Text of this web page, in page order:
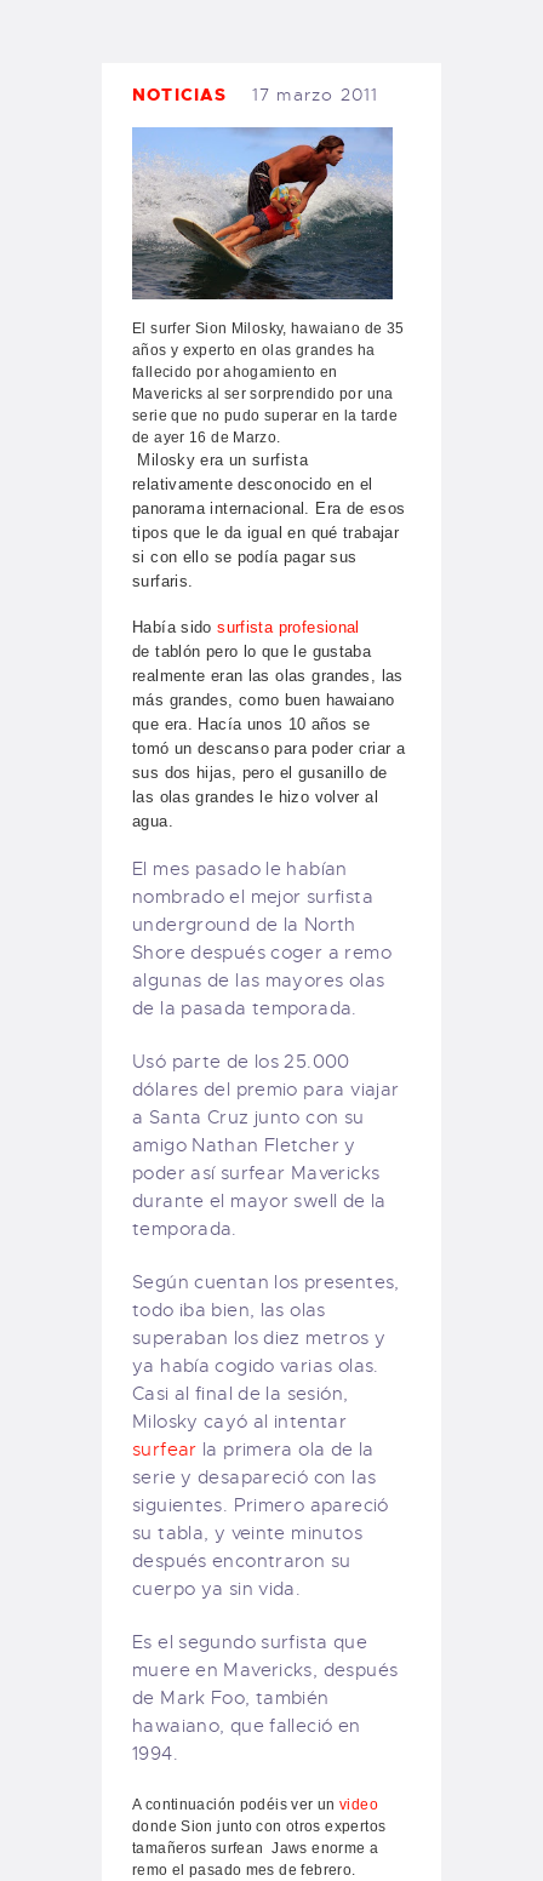
PEDIDOS
NOTICIAS 17 marzo 2011
El surfer Sion Milosky, hawaiano de 35
años y experto en olas grandes ha
fallecido por ahogamiento en
Mavericks al ser sorprendido por una
serie que no pudo superar en la tarde
de ayer 16 de Marzo.
Milosky era un surfista
relativamente desconocido en el
panorama internacional. Era de esos
tipos que le da igual en qué trabajar
si con ello se podía pagar sus
surfaris.
Había sidosurfista profesional
detablón pero lo que le gustaba
realmente eran las olas grandes, las
más grandes, como buen hawaiano
que era. Hacía unos 10 años se
tomó un descanso para poder criar a
sus dos hijas, pero el gusanillo de
las olas grandes le hizo volver al
agua.
El mes pasado le habían
nombrado el mejor surfista
underground de la North
Shore después coger a remo
algunas de las mayores olas
de la pasada temporada.
Usó parte de los 25.000
dólares del premio para viajar
a Santa Cruz junto con su
amigo Nathan Fletcher y
poder así surfear Mavericks
durante el mayor swell de la
temporada.
Según cuentan los presentes,
todo iba bien, las olas
superaban los diez metros y
ya había cogido varias olas.
Casi al final de la sesión,
Milosky cayó al intentar
surfear la primera ola de la
serie y desapareció con las
siguientes. Primero apareció
su tabla, y veinte minutos
después encontraron su
cuerpo ya sin vida.
Es el segundo surfista que
muere en Mavericks, después
de Mark Foo, también
hawaiano, que falleció en
1994.
A continuación podéis ver unvideo
donde Sion junto con otros expertos
tamañeros surfean Jaws enorme a
remo el pasado mes de febrero.